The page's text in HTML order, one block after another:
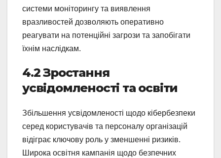
системи моніторингу та виявлення
вразливостей дозволяють оперативно
реагувати на потенційні загрози та запобігати
їхнім наслідкам.
4.2 Зростання
усвідомленості та освіти
Збільшення усвідомленості щодо кібербезпеки
серед користувачів та персоналу організацій
відіграє ключову роль у зменшенні ризиків.
Широка освітня кампанія щодо безпечних